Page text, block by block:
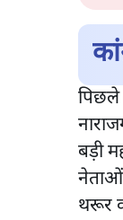
पिछले
बड़ी
नेताओं
थरूर